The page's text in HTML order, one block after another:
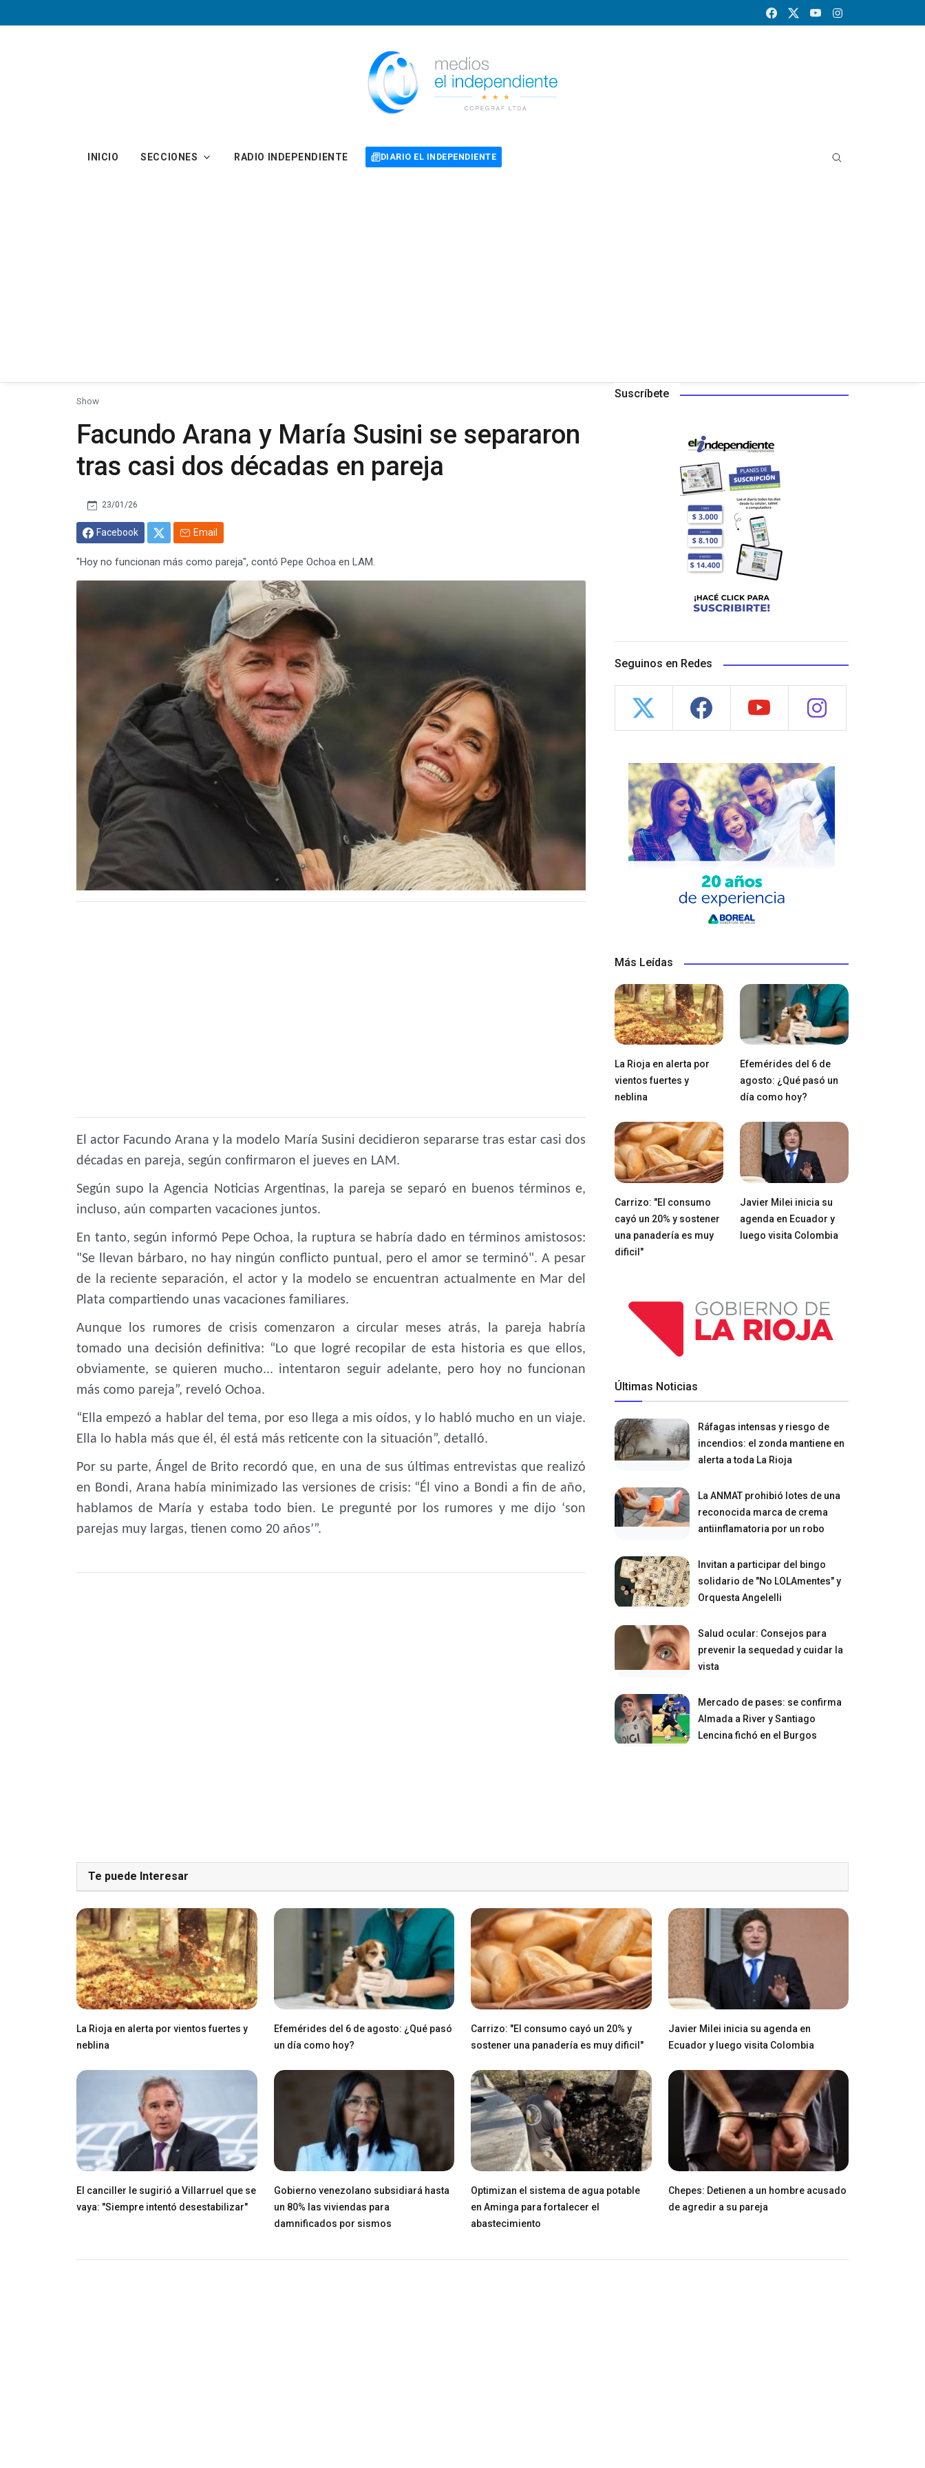
INICIO SECCIONES RADIO INDEPENDIENTE DIARIO EL INDEPENDIENTE
Show
Facundo Arana y María Susini se separaron
tras casi dos décadas en pareja
23/01/26
Facebook Email
"Hoy no funcionan más como pareja", contó Pepe Ochoa en LAM.
El actor Facundo Arana y la modelo María Susini decidieron separarse tras estar casi dos
décadas en pareja, según confirmaron el jueves en LAM.
Según supo la Agencia Noticias Argentinas, la pareja se separó en buenos términos e,
incluso, aún comparten vacaciones juntos.
En tanto, según informó Pepe Ochoa, la ruptura se habría dado en términos amistosos:
"Se llevan bárbaro, no hay ningún conflicto puntual, pero el amor se terminó". A pesar
de la reciente separación, el actor y la modelo se encuentran actualmente en Mar del
Plata compartiendo unas vacaciones familiares.
Aunque los rumores de crisis comenzaron a circular meses atrás, la pareja habría
tomado una decisión definitiva: “Lo que logré recopilar de esta historia es que ellos,
obviamente, se quieren mucho... intentaron seguir adelante, pero hoy no funcionan
más como pareja”, reveló Ochoa.
“Ella empezó a hablar del tema, por eso llega a mis oídos, y lo habló mucho en un viaje.
Ella lo habla más que él, él está más reticente con la situación”, detalló.
Por su parte, Ángel de Brito recordó que, en una de sus últimas entrevistas que realizó
en Bondi, Arana había minimizado las versiones de crisis: “Él vino a Bondi a fin de año,
hablamos de María y estaba todo bien. Le pregunté por los rumores y me dijo ‘son
parejas muy largas, tienen como 20 años’”.
Suscríbete
Seguinos en Redes
Más Leídas
La Rioja en alerta por
vientos fuertes y
neblina
Efemérides del 6 de
agosto: ¿Qué pasó un
día como hoy?
Carrizo: "El consumo
cayó un 20% y sostener
una panadería es muy
dificil"
Javier Milei inicia su
agenda en Ecuador y
luego visita Colombia
Últimas Noticias
Ráfagas intensas y riesgo de
incendios: el zonda mantiene en
alerta a toda La Rioja
La ANMAT prohibió lotes de una
reconocida marca de crema
antiinflamatoria por un robo
Invitan a participar del bingo
solidario de "No LOLAmentes" y
Orquesta Angelelli
Salud ocular: Consejos para
prevenir la sequedad y cuidar la
vista
Mercado de pases: se confirma
Almada a River y Santiago
Lencina fichó en el Burgos
Te puede Interesar
La Rioja en alerta por vientos fuertes y
neblina
Efemérides del 6 de agosto: ¿Qué pasó
un día como hoy?
Carrizo: "El consumo cayó un 20% y
sostener una panadería es muy dificil"
Javier Milei inicia su agenda en
Ecuador y luego visita Colombia
El canciller le sugirió a Villarruel que se
vaya: "Siempre intentó desestabilizar"
Gobierno venezolano subsidiará hasta
un 80% las viviendas para
damnificados por sismos
Optimizan el sistema de agua potable
en Aminga para fortalecer el
abastecimiento
Chepes: Detienen a un hombre acusado
de agredir a su pareja